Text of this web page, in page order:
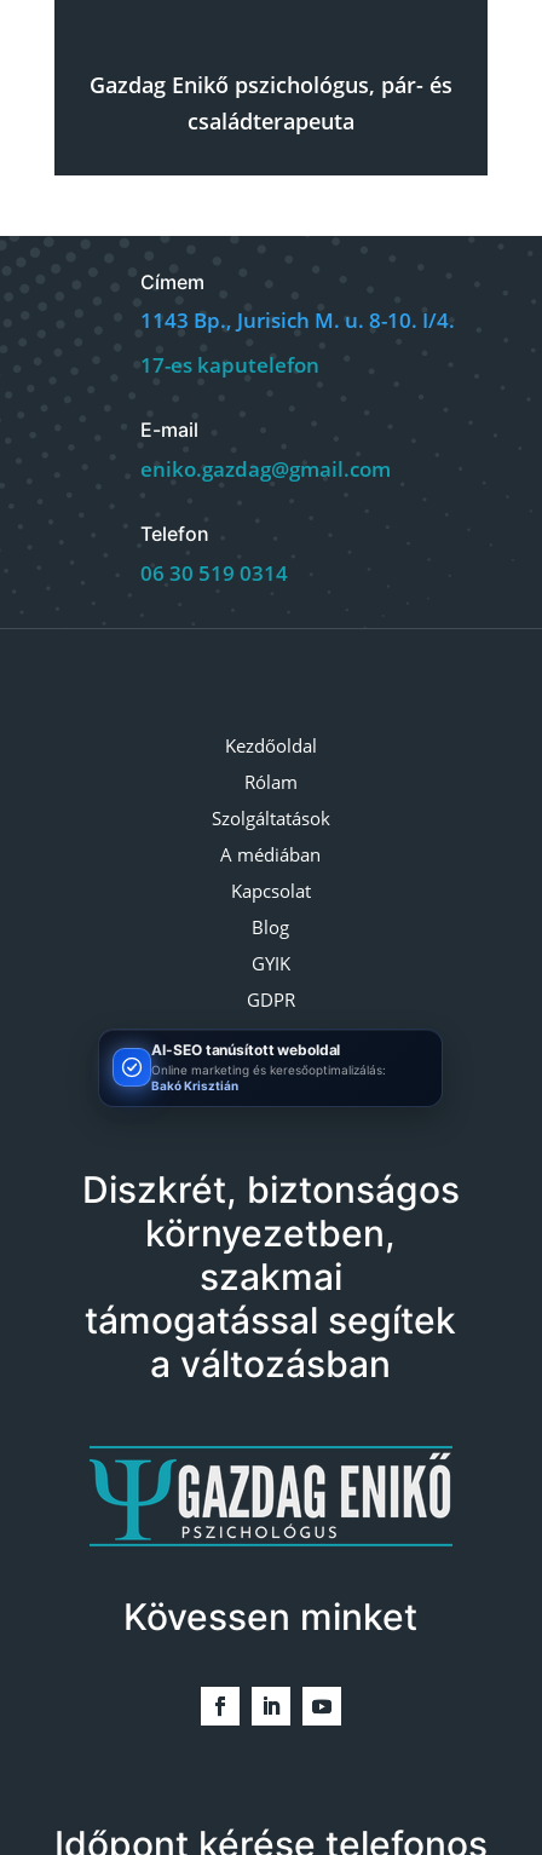
Gazdag Enikő pszichológus, pár- és
családterapeuta
Címem
1143 Bp., Jurisich M. u. 8-10. I/4.
17-es kaputelefon
E-mail
eniko.gazdag@gmail.com
Telefon
06 30 519 0314
Kezdőoldal
Rólam
Szolgáltatások
A médiában
Kapcsolat
Blog
GYIK
GDPR
AI-SEO tanúsított weboldal
Online marketing és keresőoptimalizálás:
Bakó Krisztián
Diszkrét, biztonságos
környezetben,
szakmai
támogatással segítek
a változásban
Kövessen minket
Időpont kérése telefonos